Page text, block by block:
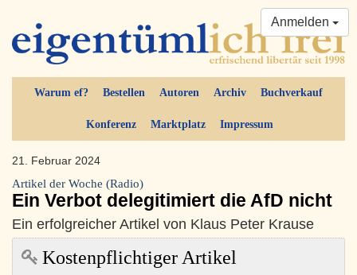
Warum ef? Bestellen Autoren Archiv Buchverkauf
Konferenz Marktplatz Impressum
Anmelden
21. Februar 2024
Artikel der Woche (Radio)
Ein Verbot delegitimiert die AfD nicht
Ein erfolgreicher Artikel von Klaus Peter Krause
Kostenpflichtiger Artikel